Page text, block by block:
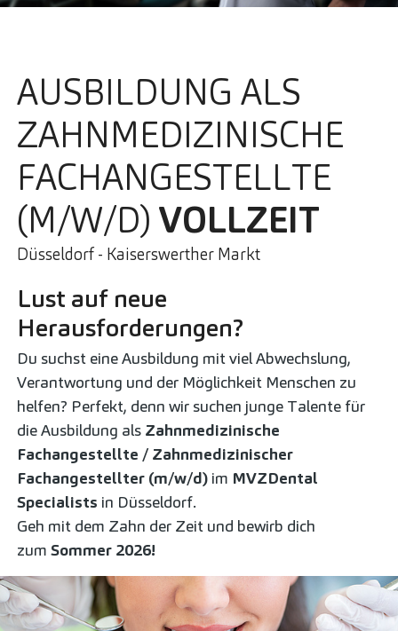
AUSBILDUNG ALS
ZAHNMEDIZINISCHE
FACHANGESTELLTE
(M/W/D) VOLLZEIT
Düsseldorf - Kaiserswerther Markt
Lust auf neue
Herausforderungen?
Du suchst eine Ausbildung mit viel Abwechslung,
Verantwortung und der Möglichkeit Menschen zu
helfen? Perfekt, denn wir suchen junge Talente für
die Ausbildung als Zahnmedizinische
Fachangestellte / Zahnmedizinischer
Fachangestellter (m/w/d) im MVZDental
Specialists in Düsseldorf.
Geh mit dem Zahn der Zeit und bewirb dich
zum Sommer 2026!